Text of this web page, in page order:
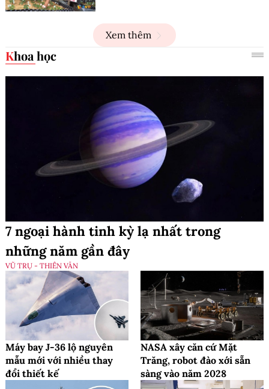
Xem thêm
Khoa học
7 ngoại hành tinh kỳ lạ nhất trong
những năm gần đây
VŨ TRỤ - THIÊN VĂN
Máy bay J-36 lộ nguyên
mẫu mới với nhiều thay
đổi thiết kế
NASA xây căn cứ Mặt
Trăng, robot đào xới sẵn
sàng vào năm 2028